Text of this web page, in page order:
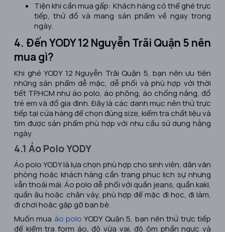
Tiện khi cần mua gấp: Khách hàng có thể ghé trực
tiếp, thử đồ và mang sản phẩm về ngay trong
ngày.
4. Đến YODY 12 Nguyễn Trãi Quận 5 nên
mua gì?
Khi ghé YODY 12 Nguyễn Trãi Quận 5, bạn nên ưu tiên
những sản phẩm dễ mặc, dễ phối và phù hợp với thời
tiết TP.HCM như áo polo, áo phông, áo chống nắng, đồ
trẻ em và đồ gia đình. Đây là các danh mục nên thử trực
tiếp tại cửa hàng để chọn đúng size, kiểm tra chất liệu và
tìm được sản phẩm phù hợp với nhu cầu sử dụng hằng
ngày.
4.1 Áo Polo YODY
Áo polo YODY là lựa chọn phù hợp cho sinh viên, dân văn
phòng hoặc khách hàng cần trang phục lịch sự nhưng
vẫn thoải mái. Áo polo dễ phối với quần jeans, quần kaki,
quần âu hoặc chân váy, phù hợp để mặc đi học, đi làm,
đi chơi hoặc gặp gỡ bạn bè.
Muốn mua áo polo YODY Quận 5, bạn nên thử trực tiếp
để kiểm tra form áo, độ vừa vai, độ ôm phần ngực và